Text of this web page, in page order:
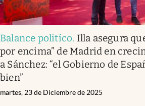
Balance politíco. Illa asegura
por encima” de Madrid en
a Sánchez: “el Gobierno de
bien”
martes, 23 de Diciembre de 2025